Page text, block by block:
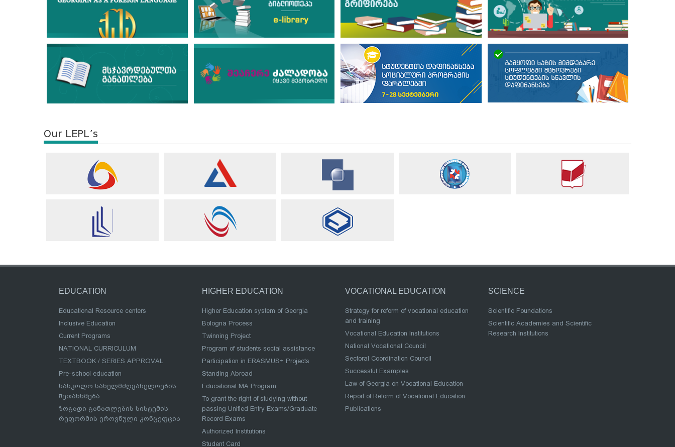
Our LEPL’s
EDUCATION
Educational Resource centers
Inclusive Education
Current Programs
NATIONAL CURRICULUM
TEXTBOOK / SERIES APPROVAL
Pre-school education
სასკოლო სახელმძღვანელოების
შეთანხმება
ზოგადი განათლების სისტემის
რეფორმის ეროვნული კონცეფცია
HIGHER EDUCATION
Higher Education system of Georgia
Bologna Process
Twinning Project
Program of students social assistance
Participation in ERASMUS+ Projects
Standing Abroad
Educational MA Program
To grant the right of studying without
passing Unified Entry Exams/Graduate
Record Exams
Authorized Institutions
Student Card
VOCATIONAL EDUCATION
Strategy for reform of vocational education
and training
Vocational Education Institutions
National Vocational Council
Sectoral Coordination Council
Successful Examples
Law of Georgia on Vocational Education
Report of Reform of Vocational Education
Publications
SCIENCE
Scientific Foundations
Scientific Academies and Scientific
Research Institutions